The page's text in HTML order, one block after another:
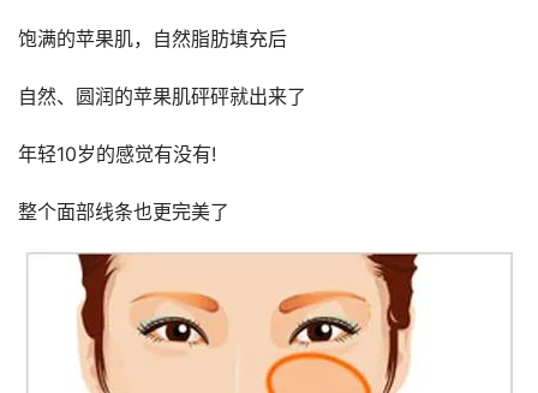
饱满的苹果肌，自然脂肪填充后
自然、圆润的苹果肌砰砰就出来了
年轻10岁的感觉有没有!
整个面部线条也更完美了